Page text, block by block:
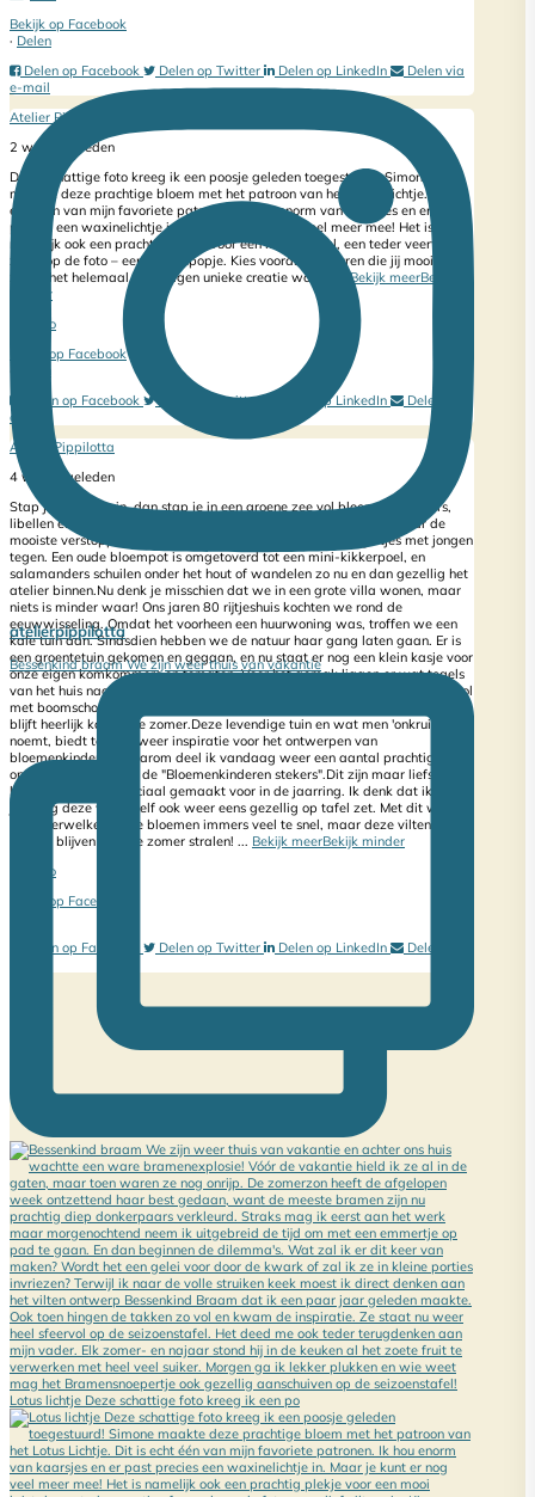
Bekijk op Facebook
· Delen
Delen op Facebook
Delen op Twitter Delen op LinkedIn
Delen via
e-mail
Atelier Pippilotta
2 weken geleden
Deze schattige foto kreeg ik een poosje geleden toegestuurd! Simone
maakte deze prachtige bloem met het patroon van het Lotus Lichtje. Dit is
echt één van mijn favoriete patronen. Ik hou enorm van kaarsjes en er past
precies een waxinelichtje in.
Maar je kunt er nog veel meer mee! Het is
namelijk ook een prachtig plekje voor een mooi kristal, een teder veertje of –
zoals op de foto – een lief viltpopje. Kies vooral de kleuren die jij mooi vindt,
zodat het helemaal jouw eigen unieke creatie wordt.
Bekijk meerBekijk
minder
Foto
Bekijk op Facebook
·
Delen
Delen op Facebook
Delen op Twitter Delen op LinkedIn
Delen via
e-mail
Atelier Pippilotta
4 weken geleden
Stap je onze tuin in, dan stap je in een groene zee vol bloemen. Vlinders,
libellen en hommels vliegen af en aan. Vogeltjes zoeken elk voorjaar de
mooiste verstopplekjes voor hun nest en we komen zelfs egeltjes met jongen
tegen. Een oude bloempot is omgetoverd tot een mini-kikkerpoel, en
salamanders schuilen onder het hout of wandelen zo nu en dan gezellig het
atelier binnen.Nu denk je misschien dat we in een grote villa wonen, maar
niets is minder waar! Ons jaren 80 rijtjeshuis kochten we rond de
eeuwwisseling. Omdat het voorheen een huurwoning was, troffen we een
kale tuin aan. Sindsdien hebben we de natuur haar gang laten gaan. Er is
een groentetuin gekomen en gegaan, en nu staat er nog een klein kasje voor
onze eigen komkommers en tomaten. Voor het gemak liggen er wat tegels
van het huis naar de schuur en op het klusterras, maar verder ligt de tuin vol
met boomschors. Dat is niet altijd even praktisch, maar het is zó mooi en
blijft heerlijk koel in de zomer.Deze levendige tuin en wat men 'onkruid'
noemt, biedt telkens weer inspiratie voor het ontwerpen van
bloemenkinderen. Daarom deel ik vandaag weer een aantal prachtige
ontwerpen met jullie: de "Bloemenkinderen stekers".Dit zijn maar liefst 12
lieve ontwerpen, speciaal gemaakt voor in de jaarring. Ik denk dat ik de
jaarring deze week zelf ook weer eens gezellig op tafel zet. Met dit warme
weer verwelken echte bloemen immers veel te snel, maar deze vilten
kindjes blijven de hele zomer stralen! ... Bekijk meerBekijk minder
Foto
Bekijk op Facebook
Delen op Facebook
Delen op Twitter Delen op LinkedIn
Delen via
atelierpippilotta
Bessenkind braam We zijn weer thuis van vakantie
Lotus lichtje Deze schattige foto kreeg ik een po